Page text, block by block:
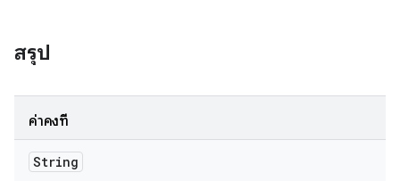
สรุป
ค่าคงที่
String